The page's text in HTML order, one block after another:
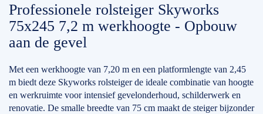
Professionele rolsteiger Skyworks
75x245 7,2 m werkhoogte - Opbouw
aan de gevel
Met een werkhoogte van 7,20 m en een platformlengte van 2,45
m biedt deze Skyworks rolsteiger de ideale combinatie van hoogte
en werkruimte voor intensief gevelonderhoud, schilderwerk en
renovatie. De smalle breedte van 75 cm maakt de steiger bijzonder